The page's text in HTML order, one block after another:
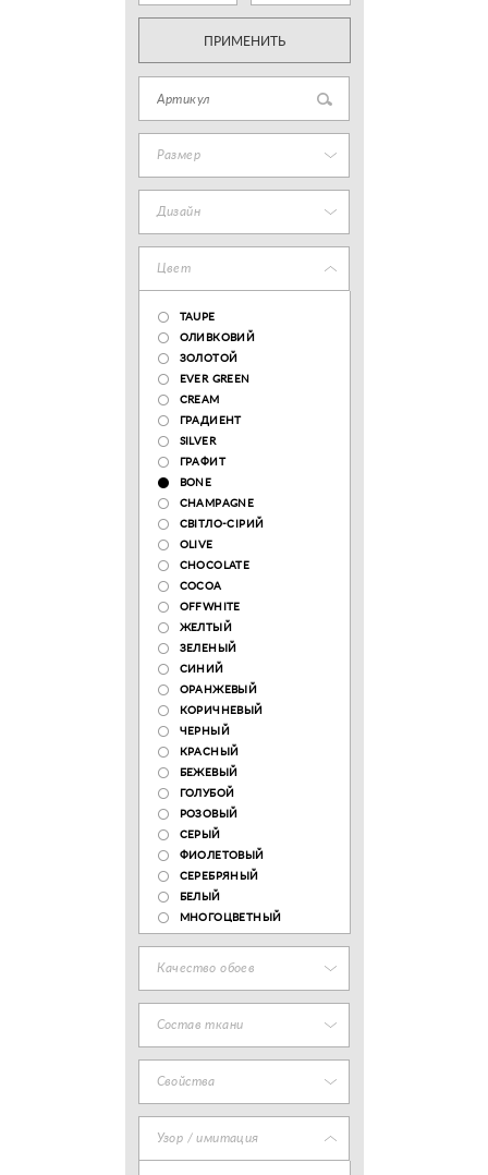
ПРИМЕНИТЬ
Размер
Дизайн
Цвет
TAUPE
ОЛИВКОВИЙ
ЗОЛОТОЙ
EVER GREEN
CREAM
ГРАДИЕНТ
SILVER
ГРАФИТ
BONE
CHAMPAGNE
СВІТЛО-СІРИЙ
OLIVE
CHOCOLATE
COCOA
OFFWHITE
ЖЕЛТЫЙ
ЗЕЛЕНЫЙ
СИНИЙ
ОРАНЖЕВЫЙ
КОРИЧНЕВЫЙ
ЧЕРНЫЙ
КРАСНЫЙ
БЕЖЕВЫЙ
ГОЛУБОЙ
РОЗОВЫЙ
СЕРЫЙ
ФИОЛЕТОВЫЙ
СЕРЕБРЯНЫЙ
БЕЛЫЙ
МНОГОЦВЕТНЫЙ
Качество обоев
Состав ткани
Свойства
Узор / имитация